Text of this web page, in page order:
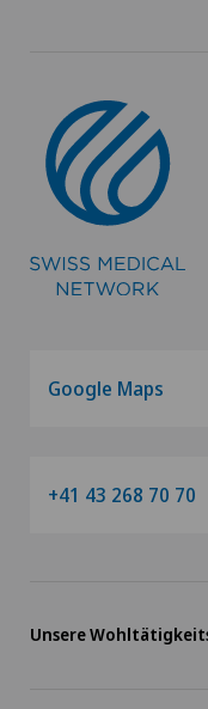
Google Maps
+41 43 268 70 70
Unsere